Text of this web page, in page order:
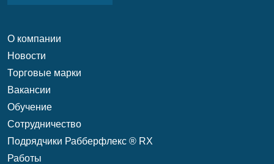
О компании
Новости
Торговые марки
Вакансии
Обучение
Сотрудничество
Подрядчики Рабберфлекс ® RX
Работы